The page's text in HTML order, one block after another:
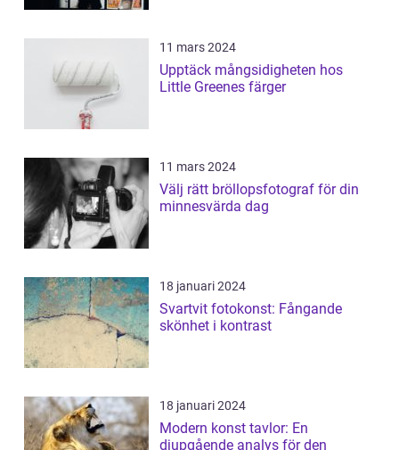
11 mars 2024
Upptäck mångsidigheten hos
Little Greenes färger
11 mars 2024
Välj rätt bröllopsfotograf för din
minnesvärda dag
18 januari 2024
Svartvit fotokonst: Fångande
skönhet i kontrast
18 januari 2024
Modern konst tavlor: En
djupgående analys för den